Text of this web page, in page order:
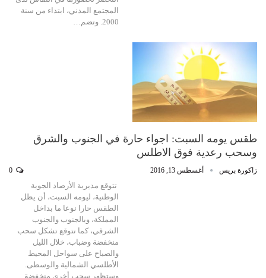
المجتمع المدني، ابتداء من سنة
2000. وتضم…
طقس يومه السبت: اجواء حارة في الجنوب والشرق
وسحب رعدية فوق الاطلس
زاكورة بريس أغسطس 13, 2016
تتوقع مديرية الأرصاد الجوية
الوطنية، ليومه السبت، أن يظل
الطقس حارا نوعا ما بداخل
المملكة، وبالجنوب والجنوب
الشرقي، كما تتوقع تشكل سحب
منخفضة وضباب، خلال الليل
والصباح على سواحل المحيط
الأطلسي الشمالية والوسطى.
وستظهر سحب أخرى منخفضة…